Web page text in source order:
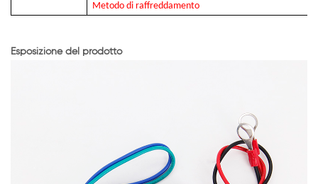
Metodo di raffreddamento
Esposizione del prodotto